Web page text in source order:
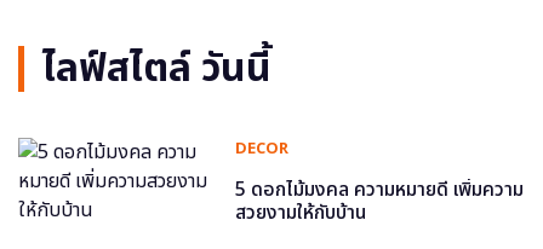
ไลฟ์สไตล์ วันนี้
DECOR
5 ดอกไม้มงคล ความหมายดี เพิ่มความ
สวยงามให้กับบ้าน